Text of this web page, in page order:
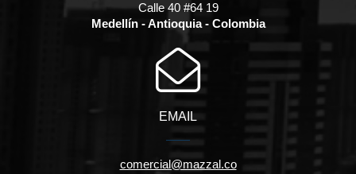
Calle 40 #64 19
Medellín - Antioquia - Colombia
EMAIL
comercial@mazzal.co